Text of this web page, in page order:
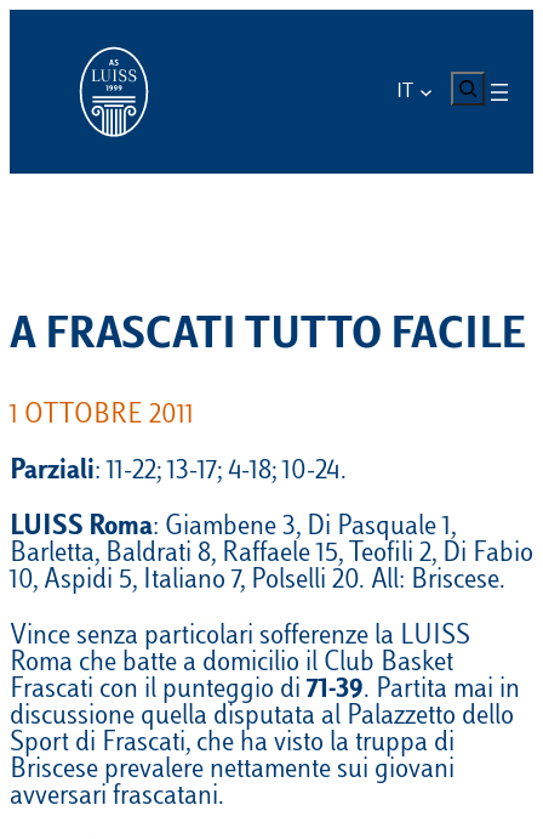
contenuto
CERCA
A FRASCATI TUTTO FACILE
1 OTTOBRE 2011
Parziali: 11-22; 13-17; 4-18; 10-24.
LUISS Roma: Giambene 3, Di Pasquale 1,
Barletta, Baldrati 8, Raffaele 15, Teofili 2, Di Fabio
10, Aspidi 5, Italiano 7, Polselli 20. All: Briscese.
Vince senza particolari sofferenze la LUISS
Roma che batte a domicilio il Club Basket
Frascati con il punteggio di 71-39. Partita mai in
discussione quella disputata al Palazzetto dello
Sport di Frascati, che ha visto la truppa di
Briscese prevalere nettamente sui giovani
avversari frascatani.